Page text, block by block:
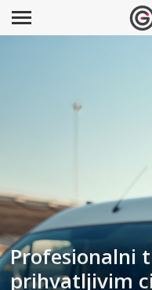
Profesionalni
prihvatljivim